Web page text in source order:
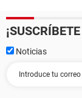
Noticias